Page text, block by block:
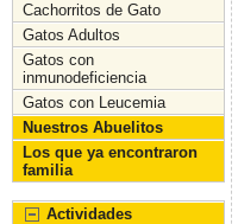
Cachorritos de Gato
Gatos Adultos
Gatos con
inmunodeficiencia
Gatos con Leucemia
Nuestros Abuelitos
Los que ya encontraron
familia
Actividades